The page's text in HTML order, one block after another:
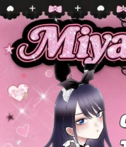
to
content